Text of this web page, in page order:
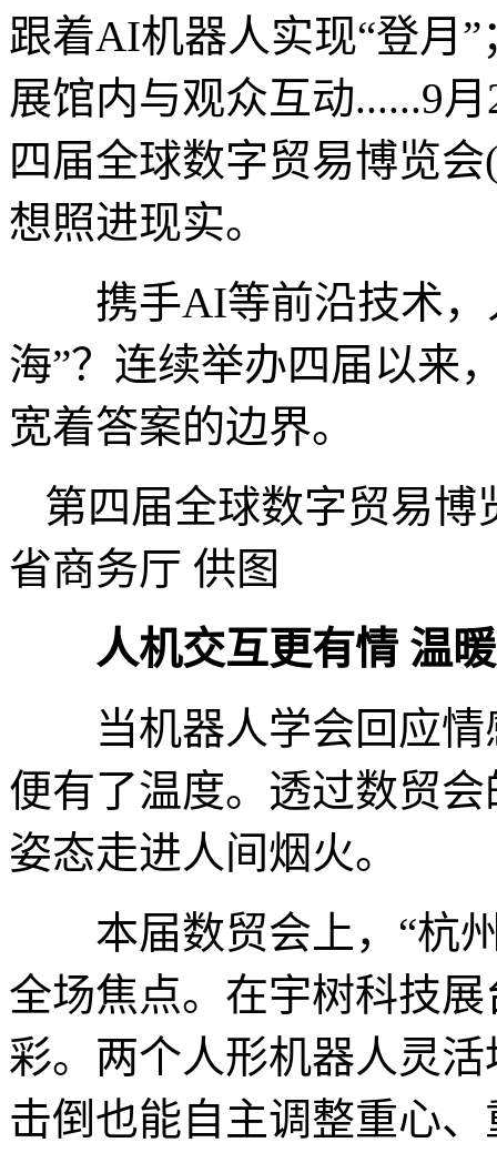
跟着AI机器人实现“登月
展馆内与观众互动......9
四届全球数字贸易博览
想照进现实。
携手AI等前沿技术，
海”？连续举办四届以来
宽着答案的边界。
第四届全球数字贸易
省商务厅 供图
人机交互更有情 温
当机器人学会回应情
便有了温度。透过数贸
姿态走进人间烟火。
本届数贸会上，“杭州
全场焦点。在宇树科技
彩。两个人形机器人灵
击倒也能自主调整重心